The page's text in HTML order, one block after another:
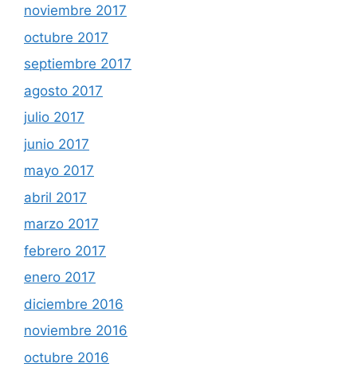
noviembre 2017
octubre 2017
septiembre 2017
agosto 2017
julio 2017
junio 2017
mayo 2017
abril 2017
marzo 2017
febrero 2017
enero 2017
diciembre 2016
noviembre 2016
octubre 2016